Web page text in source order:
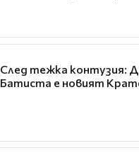
След тежка контузия:
Батиста е новият